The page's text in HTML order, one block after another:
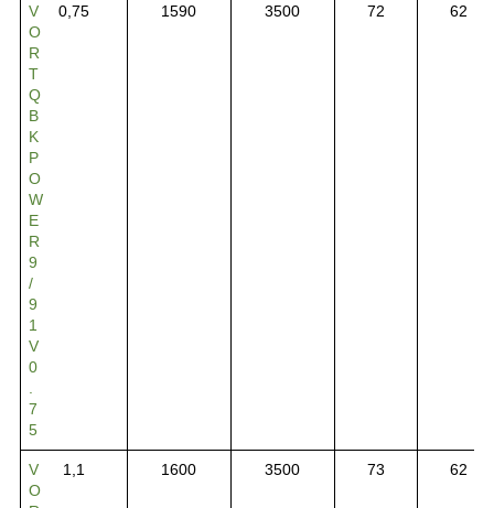
V
O
R
T
Q
B
K
P
O
W
E
R
9
/
9
1
V
0
7
5
0,75 1590 3500 72 62
V
O
1,1 1600 3500 73 62